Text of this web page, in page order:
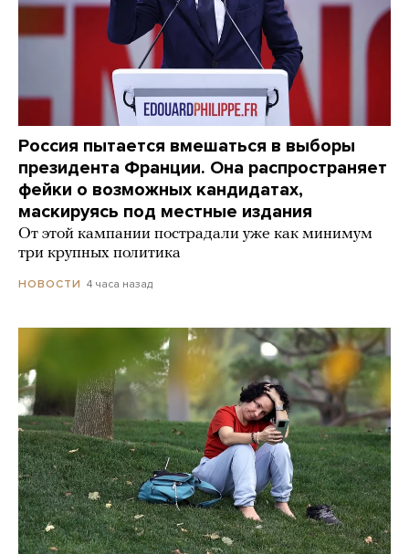
Россия пытается вмешаться в выборы
президента Франции. Она распространяет
фейки о возможных кандидатах,
маскируясь под местные издания
От этой кампании пострадали уже как минимум
три крупных политика
НОВОСТИ 4 часа назад